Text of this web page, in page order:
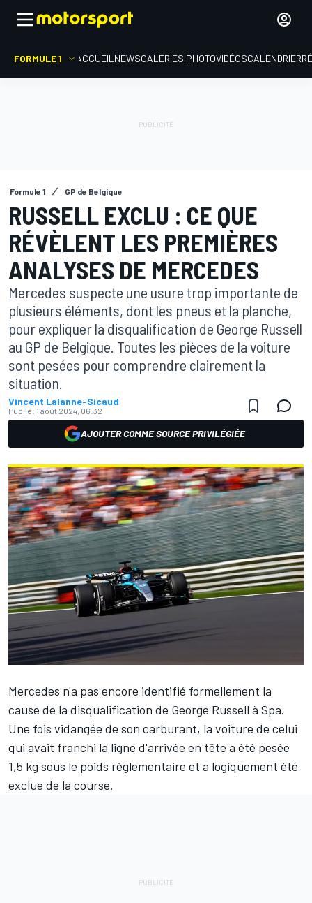
FORMULE 1 ACCUEIL NEWSGALERIES PHOTOVIDÉOSCALENDRIER
Formule 1 GP de Belgique
RUSSELL EXCLU : CE QUE
RÉVÈLENT LES PREMIÈRES
ANALYSES DE MERCEDES
Mercedes suspecte une usure trop importante de
plusieurs éléments, dont les pneus et la planche,
pour expliquer la disqualification de George Russell
au GP de Belgique. Toutes les pièces de la voiture
sont pesées pour comprendre clairement la
situation.
Vincent Lalanne-Sicaud
Publié: 1 août 2024, 06:32
AJOUTER COMME SOURCE PRIVILÉGIÉE
Mercedes n'a pas encore identifié formellement la
cause de la disqualification de George Russell à Spa.
Une fois vidangée de son carburant, la voiture de celui
qui avait franchi la ligne d'arrivée en tête a été pesée
1,5 kg sous le poids règlementaire et a logiquement été
exclue de la course.